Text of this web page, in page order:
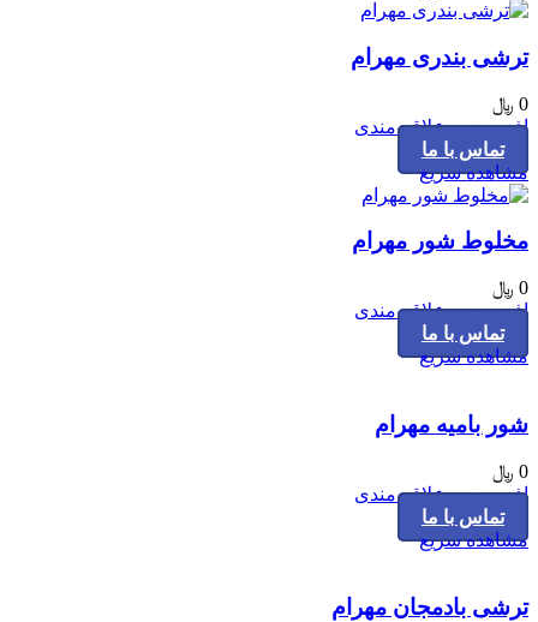
ترشی بندری مهرام
0 ﷼
افزودن به علاقه مندی
تماس با ما
مشاهده سریع
مخلوط شور مهرام
0 ﷼
افزودن به علاقه مندی
تماس با ما
مشاهده سریع
شور بامیه مهرام
0 ﷼
افزودن به علاقه مندی
تماس با ما
مشاهده سریع
ترشی بادمجان مهرام